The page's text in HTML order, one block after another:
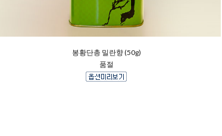
봉황단총 밀란향 (50g)
품절